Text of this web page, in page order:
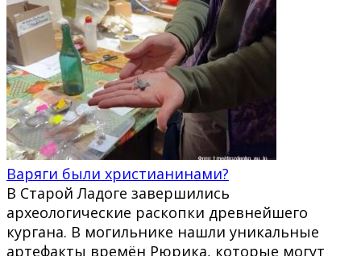
Варяги были христианинами?
В Старой Ладоге завершились
археологические раскопки древнейшего
кургана. В могильнике нашли уникальные
артефакты времён Рюрика, которые могут